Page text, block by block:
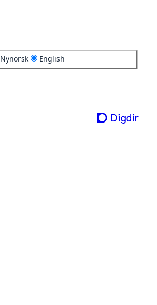
Nynorsk English